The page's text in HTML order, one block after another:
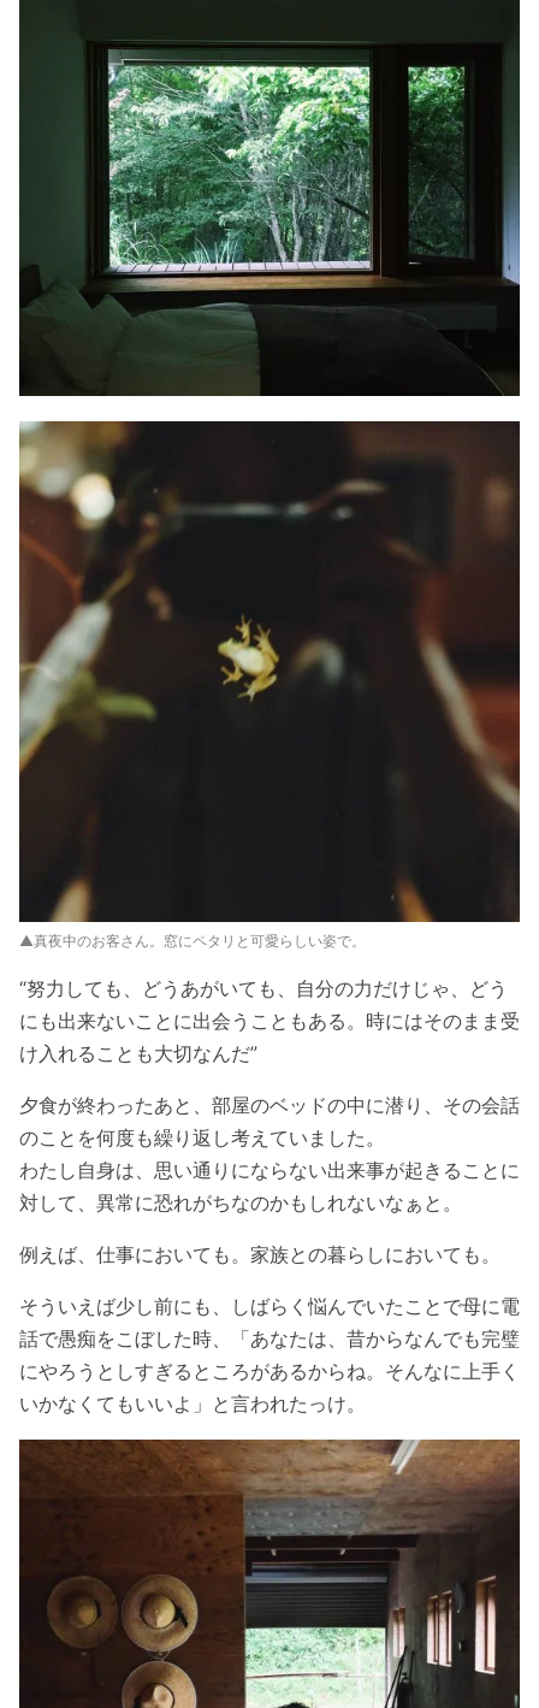
▲真夜中のお客さん。窓にペタリと可愛らしい姿で。
“努力しても、どうあがいても、自分の力だけじゃ、どう
にも出来ないことに出会うこともある。時にはそのまま受
け入れることも大切なんだ”
夕食が終わったあと、部屋のベッドの中に潜り、その会話
のことを何度も繰り返し考えていました。
わたし自身は、思い通りにならない出来事が起きることに
対して、異常に恐れがちなのかもしれないなぁと。
例えば、仕事においても。家族との暮らしにおいても。
そういえば少し前にも、しばらく悩んでいたことで母に電
話で愚痴をこぼした時、「あなたは、昔からなんでも完璧
にやろうとしすぎるところがあるからね。そんなに上手く
いかなくてもいいよ」と言われたっけ。